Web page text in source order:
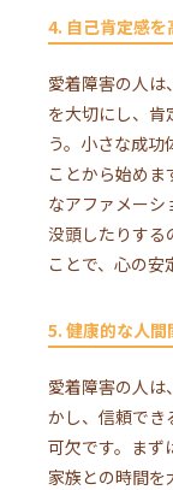
4. 自己肯定感
愛着障害の人は
を大切にし、肯
う。小さな成
ことから始め
なアファメーシ
没頭したりする
ことで、心の安
5. 健康的な人
愛着障害の人は
かし、信頼でき
可欠です。まず
家族との時間を